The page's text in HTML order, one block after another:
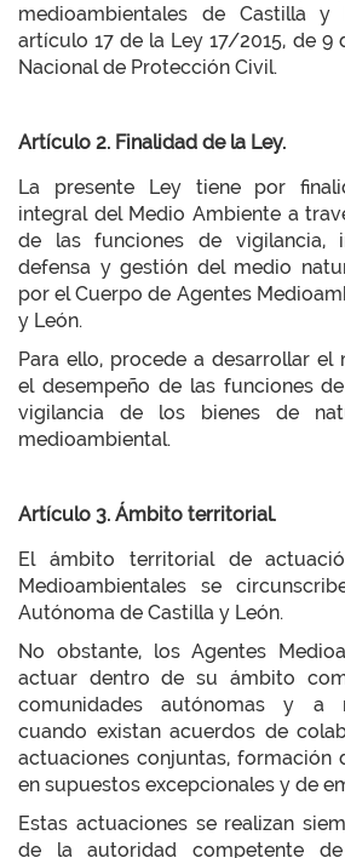
medioambientales de Castilla
artículo 17 de la Ley 17/2015, de 9
Nacional de Protección Civil.
Artículo 2. Finalidad de la Ley.
La presente Ley tiene por
integral del Medio Ambiente a
de las funciones de vigilancia,
defensa y gestión del medio
por el Cuerpo de Agentes
y León.
Para ello, procede a desarrollar
el desempeño de las funciones
vigilancia de los bienes de
medioambiental.
Artículo 3. Ámbito territorial.
El ámbito territorial de
Medioambientales se
Autónoma de Castilla y León.
No obstante, los Agentes
actuar dentro de su ámbito
comunidades autónomas y a
cuando existan acuerdos de
actuaciones conjuntas, formación
en supuestos excepcionales y de
Estas actuaciones se realizan
de la autoridad competente